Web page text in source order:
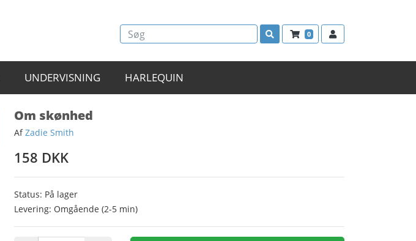
0
UNDERVISNING HARLEQUIN
Om skønhed
AfZadie Smith
158 DKK
Status: På lager
Levering: Omgående (2-5 min)